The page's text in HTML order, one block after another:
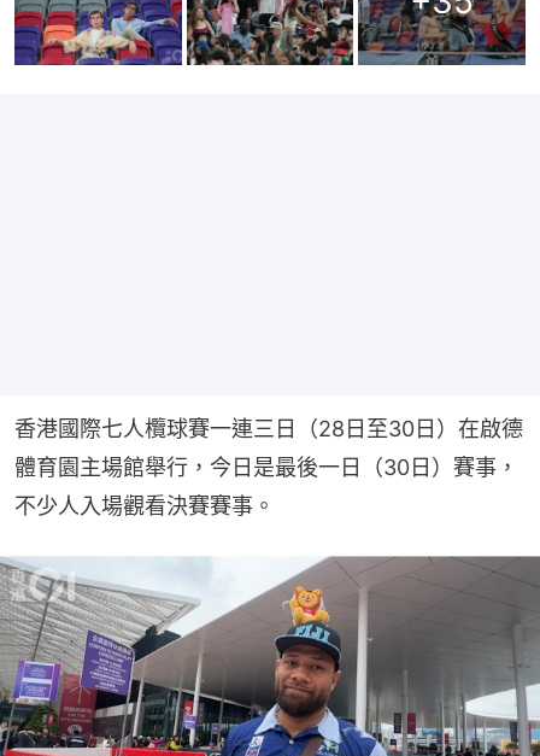
香港國際七人欖球賽一連三日（28日至30日）在啟德
體育園主場館舉行，今日是最後一日（30日）賽事，
不少人入場觀看決賽賽事。